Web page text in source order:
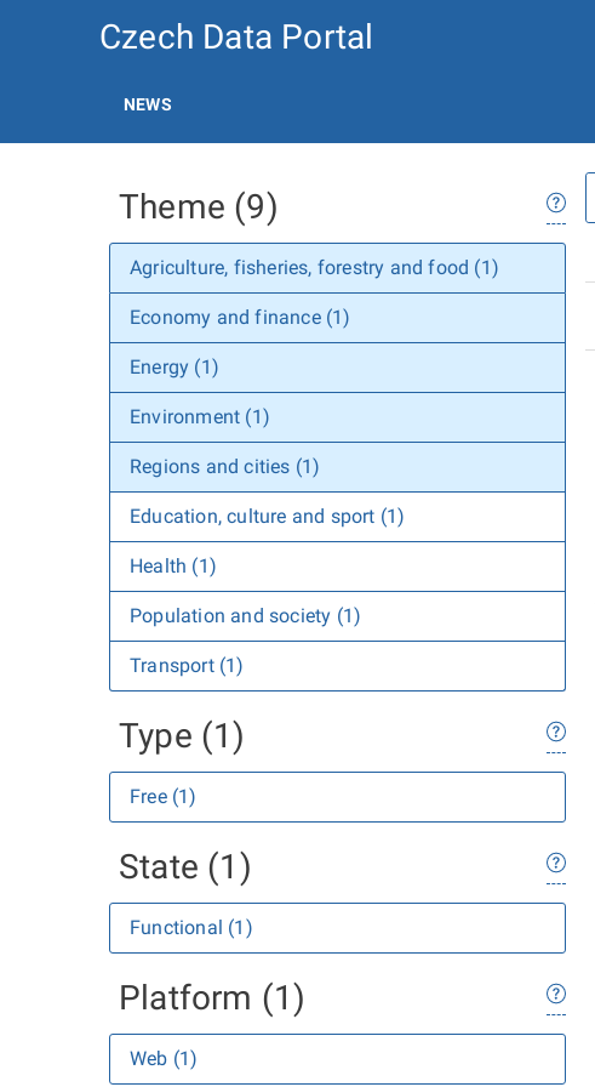
Czech Data Portal
NEWS
Theme (9)
Agriculture, fisheries, forestry and food (1)
Economy and finance (1)
Energy (1)
Environment (1)
Regions and cities (1)
Education, culture and sport (1)
Health (1)
Population and society (1)
Transport (1)
Type (1)
Free (1)
State (1)
Functional (1)
Platform (1)
Web (1)